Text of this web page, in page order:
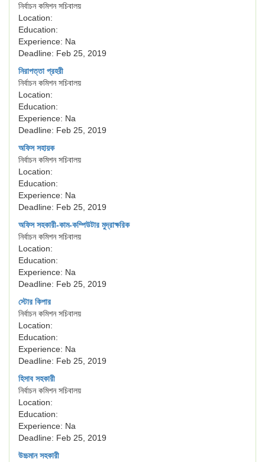
নির্বাচন কমিশন সচিবালয়
Location:
Education:
Experience: Na
Deadline: Feb 25, 2019
নিরাপত্তা প্রহরী
নির্বাচন কমিশন সচিবালয়
Location:
Education:
Experience: Na
Deadline: Feb 25, 2019
অফিস সহায়ক
নির্বাচন কমিশন সচিবালয়
Location:
Education:
Experience: Na
Deadline: Feb 25, 2019
অফিস সহকারী-কাম-কম্পিউটার মুদ্রাক্ষরিক
নির্বাচন কমিশন সচিবালয়
Location:
Education:
Experience: Na
Deadline: Feb 25, 2019
স্টোর কিপার
নির্বাচন কমিশন সচিবালয়
Location:
Education:
Experience: Na
Deadline: Feb 25, 2019
হিসাব সহকারী
নির্বাচন কমিশন সচিবালয়
Location:
Education:
Experience: Na
Deadline: Feb 25, 2019
উচ্চমান সহকারী